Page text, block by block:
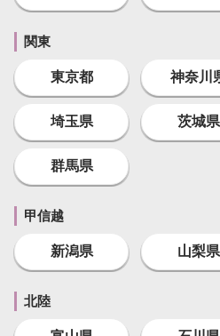
関東
東京都 神奈川
埼玉県 茨城県
群馬県
甲信越
新潟県 山梨県
北陸